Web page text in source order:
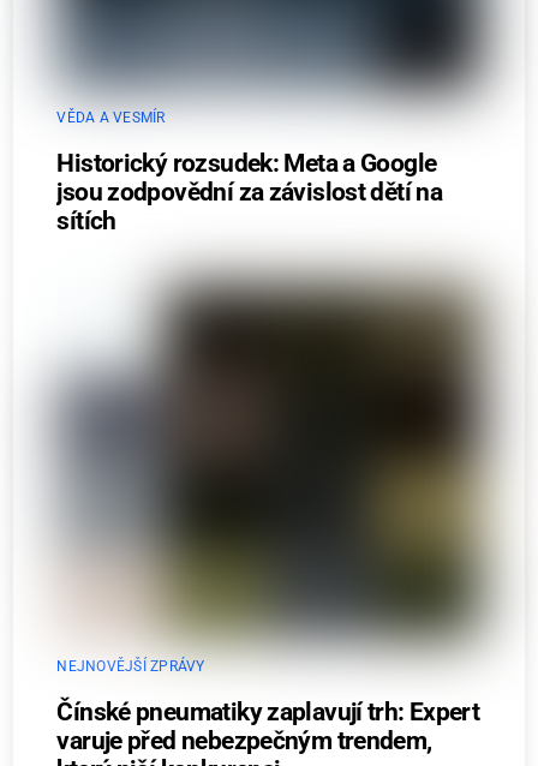
VĚDA A VESMÍR
Historický rozsudek: Meta a Google
jsou zodpovědní za závislost dětí na
sítích
NEJNOVĚJŠÍ ZPRÁVY
Čínské pneumatiky zaplavují trh: Expert
varuje před nebezpečným trendem,